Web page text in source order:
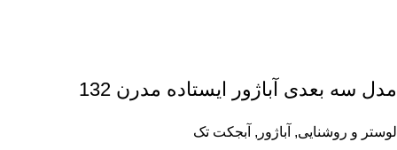
مدل سه بعدی آباژور ایستاده مدرن 132
لوستر و روشنایی, آباژور , آبجکت تک